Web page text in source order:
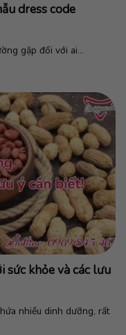
dress code
gặp đối với ai...
sức khỏe và các lưu
nhiều dinh dưỡng, rất